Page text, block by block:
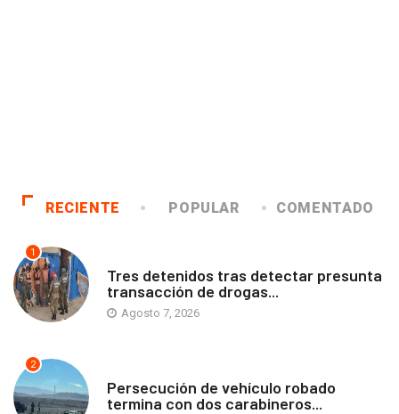
RECIENTE POPULAR COMENTADO
1
Tres detenidos tras detectar presunta
transacción de drogas...
Agosto 7, 2026
2
Persecución de vehículo robado
termina con dos carabineros...